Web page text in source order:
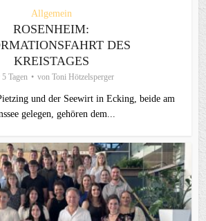
Allgemein
ROSENHEIM:
DES
KREISTAGES
Tagen von Toni Hötzelsperger
und der Seewirt in Ecking, beide am
gelegen, gehören dem...